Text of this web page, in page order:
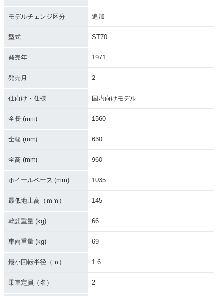
モデルチェンジ区分 追加
型式 ST70
発売年 1971
発売月 2
仕向け・仕様 国内向けモデル
全長 (mm) 1560
全幅 (mm) 630
全高 (mm) 960
ホイールベース (mm) 1035
最低地上高（ｍｍ） 145
乾燥重量 (kg) 66
車両重量 (kg) 69
最小回転半径（ｍ） 1.6
乗車定員（名） 2